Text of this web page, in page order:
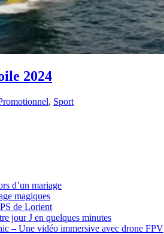
2024
, Sport
d’un mariage
magiques
de Lorient
jour J en quelques minutes
– Une vidéo immersive avec drone FPV